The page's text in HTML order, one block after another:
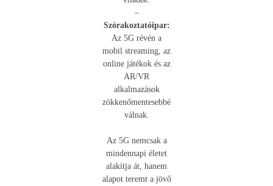
–
Szórakoztatóipar:
Az 5G révén a
mobil streaming, az
online játékok és az
AR/VR
alkalmazások
zökkenőmentesebbé
válnak.
Az 5G nemcsak a
mindennapi életet
alakítja át, hanem
alapot teremt a jövő